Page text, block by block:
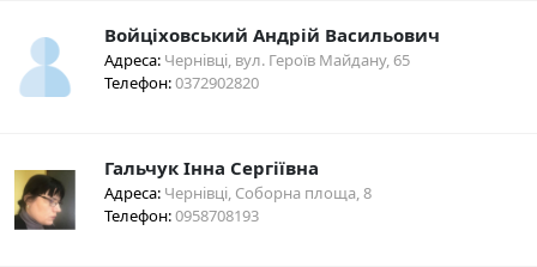
Войціховський Андрій Васильович
Адреса:Чернівці, вул. Героїв Майдану, 65
Телефон:0372902820
Гальчук Інна Сергіївна
Адреса:Чернівці, Соборна площа, 8
Телефон:0958708193